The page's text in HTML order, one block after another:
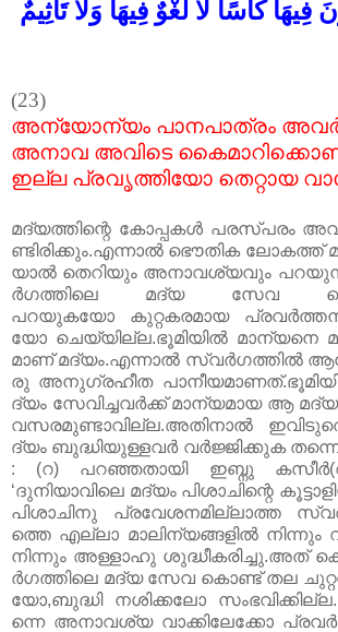
فِيهَا كَأْسًا لَّا لَغْوٌ فِيهَا وَلَا تَأْثِيمٌ
(23)
പാനപാത്രം
അന്യോന്യം
അവിടെ
അനാവ
തെറ്റായ
പ്രവൃത്തിയോ
ഇല്ല
മദ്യത്തിന്റെ കോപ്പകൾ പരസ്പരം
ണ്ടിരിക്കും.എന്നാൽ ഭൌതിക ലോകത്ത്
യാൽ തെറിയും അനാവശ്യവും
ർഗത്തിലെ
മദ്യ സേവ
പറയുകയോ
കുറ്റകരമായ
യോ ചെയ്യില്ല.ഭൂമിയിൽ മാന്യനെ
മാണ് മദ്യം.എന്നാൽ സ്വർഗത്തിൽ
രു അനുഗ്രഹീത പാനീയമാണത്.
ദ്യം സേവിച്ചവർക്ക് മാന്യമായ ആ
വസരമുണ്ടാവില്ല.അതിനാൽ
ദ്യം ബുദ്ധിയുള്ളവർ വർജ്ജിക്കുക
: (റ) പറഞ്ഞതായി ഇബ്നു കസീർ(
‘ദുനിയാവിലെ മദ്യം പിശാചിന്റെ
പിശാചിനു
പ്രവേശനമില്ലാത്ത
ത്തെ എല്ലാ മാലിന്യങ്ങളിൽ നിന്നും
നിന്നും അള്ളാഹു ശുദ്ധീകരിച്ചു.അത്
ർഗത്തിലെ മദ്യ സേവ കൊണ്ട് തല
യോ,ബുദ്ധി നശിക്കലോ സംഭവിക്കില്ല.
ന്നെ അനാവശ്യ വാക്കിലേക്കോ